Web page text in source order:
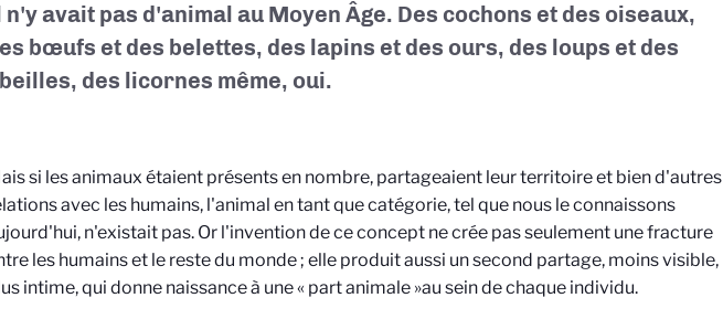
n'y avait pas d'animal au Moyen Âge. Des cochons et des oiseaux,
bœufs et des belettes, des lapins et des ours, des loups et des
des licornes même, oui.
si les animaux étaient présents en nombre, partageaient leur territoire et bien d'autres
avec les humains, l'animal en tant que catégorie, tel que nous le connaissons
n'existait pas. Or l'invention de ce concept ne crée pas seulement une fracture
les humains et le reste du monde ; elle produit aussi un second partage, moins visible,
intime, qui donne naissance à une « part animale »au sein de chaque individu.